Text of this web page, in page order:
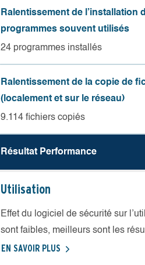
Ralentissement de l’installation
programmes souvent utilisés
24 programmes installés
Ralentissement de la copie de
(localement et sur le réseau)
9.114 fichiers copiés
Résultat Performance
Utilisation
Effet du logiciel de sécurité sur
sont faibles, meilleurs sont les
EN SAVOIR PLUS